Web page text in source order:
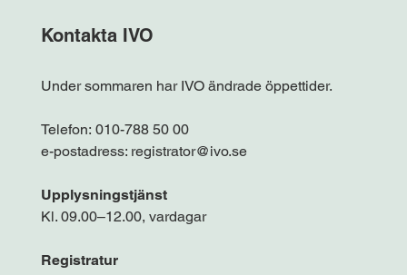
Kontakta IVO
Under sommaren har IVO ändrade öppettider.
Telefon: 010-788 50 00
e-postadress: registrator@ivo.se
Upplysningstjänst
Kl. 09.00–12.00, vardagar
Registratur